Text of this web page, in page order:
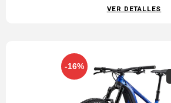
VER DETALLES
-16%